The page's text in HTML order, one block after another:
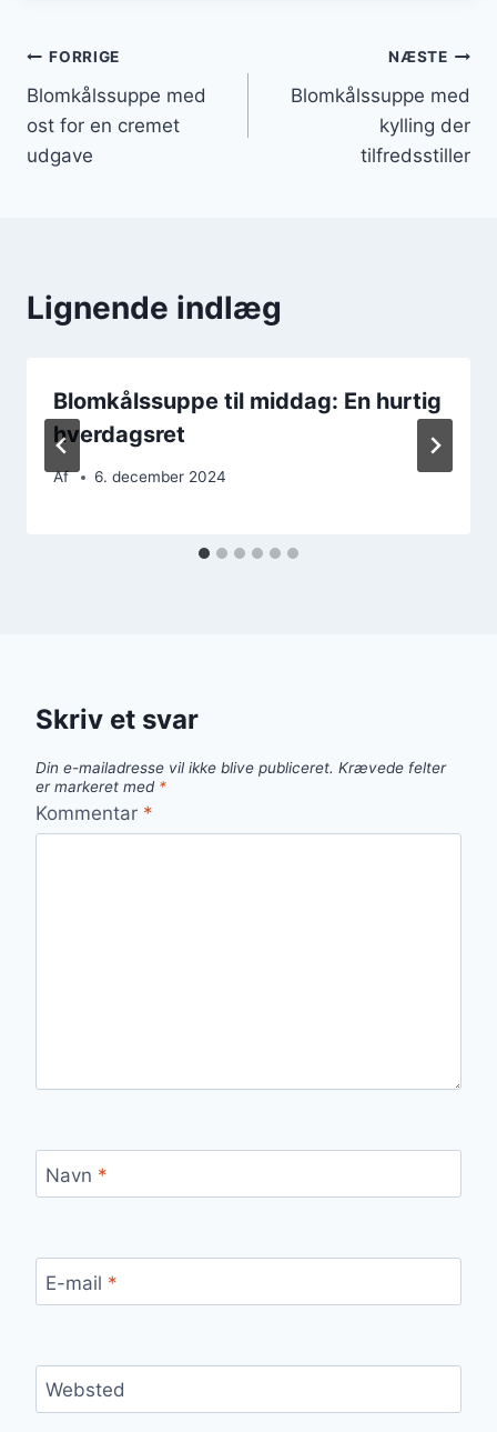
Indlægsnavigation
FORRIGE
Blomkålssuppe med
ost for en cremet
udgave
NÆSTE
Blomkålssuppe med
kylling der
tilfredsstiller
Lignende indlæg
Blomkålssuppe til middag: En hurtig
hverdagsret
Af 6. december 2024
Skriv et svar
Din e-mailadresse vil ikke blive publiceret. Krævede felter
er markeret med *
Kommentar *
Navn *
E-mail *
Websted